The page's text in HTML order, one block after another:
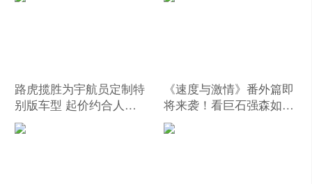
路虎揽胜为宇航员定制特
别版车型 起价约合人民
币98万元
《速度与激情》番外篇即
将来袭！看巨石强森如何
徒手撕飞机！